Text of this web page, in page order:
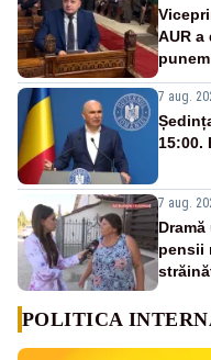
AUR a
7 aug.
15:00.
7 aug.
pensii
POLITICA